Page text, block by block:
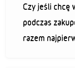
Czy jeśli chcę
podczas
razem